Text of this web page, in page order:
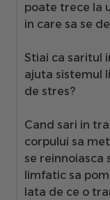
poate trece la
in care sa se
Stiai ca saritul
ajuta sistemul
de stres?
Cand sari in
corpului sa
se reinnoiasca
limfatic sa
Iata de ce o